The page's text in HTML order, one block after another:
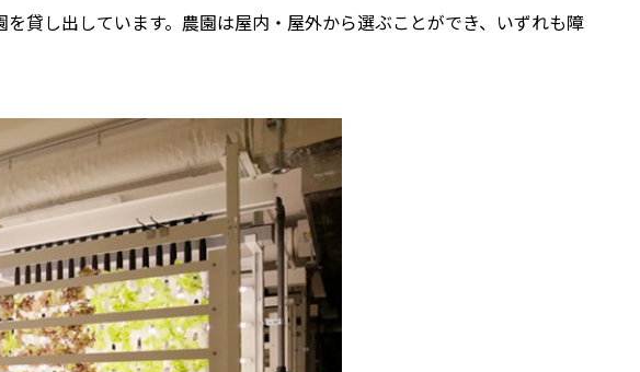
貸し出しています。農園は屋内・屋外から選ぶことができ、いずれも障